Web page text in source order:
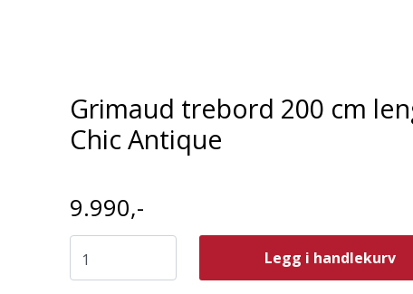
Grimaud trebord 200 cm
Chic Antique
9.990,-
Legg i handlekurv